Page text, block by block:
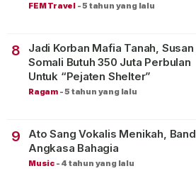
FEM Travel -5 tahun yang lalu
8
Jadi Korban Mafia Tanah, Susan
Somali Butuh 350 Juta Perbulan
Untuk “Pejaten Shelter”
Ragam -5 tahun yang lalu
9
Ato Sang Vokalis Menikah, Band
Angkasa Bahagia
Music - 4 tahun yang lalu